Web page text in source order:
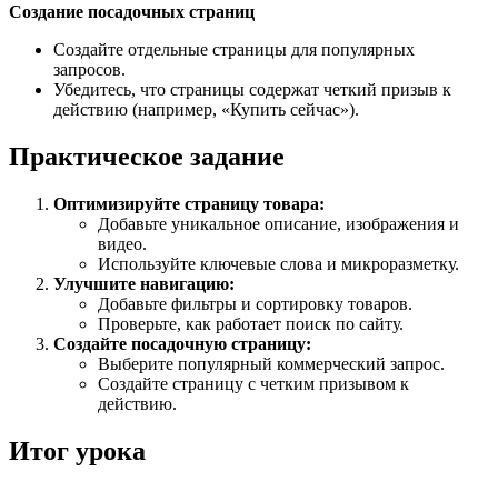
Создание посадочных страниц
Создайте отдельные страницы для популярных
запросов.
Убедитесь, что страницы содержат четкий призыв к
действию (например, «Купить сейчас»).
Практическое задание
Оптимизируйте страницу товара:
Добавьте уникальное описание, изображения и
видео.
Используйте ключевые слова и микроразметку.
Улучшите навигацию:
Добавьте фильтры и сортировку товаров.
Проверьте, как работает поиск по сайту.
Создайте посадочную страницу:
Выберите популярный коммерческий запрос.
Создайте страницу с четким призывом к
действию.
Итог урока